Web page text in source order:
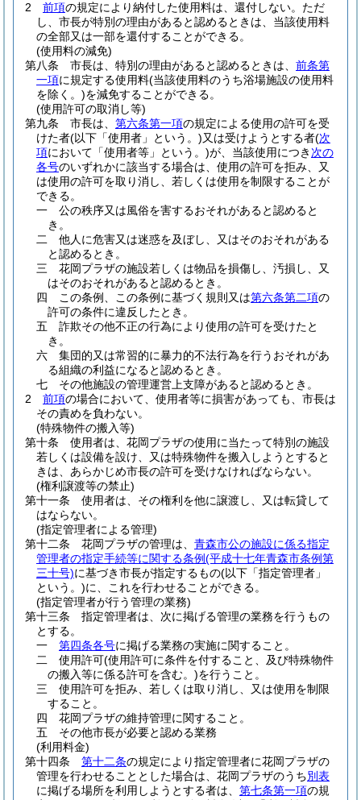
2
前項の規定により納付した使用料は、還付しない。 ただ
し、市長が特別の理由があると認めるときは、当該使用料
の全部又は一部を還付することができる。
(使用料の減免)
第八条
市長は、特別の理由があると認めるときは、 前条第
一項に規定する使用料(当該使用料のうち浴場施設の使用料
を除く。)を減免することができる。
(使用許可の取消し等)
第九条
市長は、 第六条第一項の規定による使用の許可を受
けた者(以下「使用者」という。)又は受けようとする者(次
項において「使用者等」という。)が、当該使用につき 次の
各号のいずれかに該当する場合は、使用の許可を拒み、又
は使用の許可を取り消し、若しくは使用を制限することが
できる。
一
公の秩序又は風俗を害するおそれがあると認めると
き。
二
他人に危害又は迷惑を及ぼし、又はそのおそれがある
と認めるとき。
三
花岡プラザの施設若しくは物品を損傷し、汚損し、又
はそのおそれがあると認めるとき。
四
この条例、この条例に基づく規則又は第六条第二項の
許可の条件に違反したとき。
五
詐欺その他不正の行為により使用の許可を受けたと
き。
六
集団的又は常習的に暴力的不法行為を行うおそれがあ
る組織の利益になると認めるとき。
七
その他施設の管理運営上支障があると認めるとき。
2
前項の場合において、使用者等に損害があっても、市長は
その責めを負わない。
(特殊物件の搬入等)
第十条
使用者は、花岡プラザの使用に当たって特別の施設
若しくは設備を設け、又は特殊物件を搬入しようとすると
きは、あらかじめ市長の許可を受けなければならない。
(権利譲渡等の禁止)
第十一条
使用者は、その権利を他に譲渡し、又は転貸して
はならない。
(指定管理者による管理)
第十二条
花岡プラザの管理は、 青森市公の施設に係る指定
管理者の指定手続等に関する条例(平成十七年青森市条例第
三十号)に基づき市長が指定するもの(以下「指定管理者」
という。)に、これを行わせることができる。
(指定管理者が行う管理の業務)
第十三条
指定管理者は、次に掲げる管理の業務を行うもの
とする。
一
第四条各号に掲げる業務の実施に関すること。
二
使用許可(使用許可に条件を付すること、及び特殊物件
の搬入等に係る許可を含む。)を行うこと。
三
使用許可を拒み、若しくは取り消し、又は使用を制限
すること。
四
花岡プラザの維持管理に関すること。
五
その他市長が必要と認める業務
(利用料金)
第十四条
第十二条の規定により指定管理者に花岡プラザの
管理を行わせることとした場合は、花岡プラザのうち別表
に掲げる場所を利用しようとする者は、 第七条第一項の規